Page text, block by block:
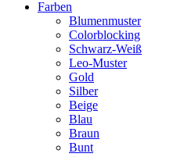
Farben
Blumenmuster
Colorblocking
Schwarz-Weiß
Leo-Muster
Gold
Silber
Beige
Blau
Braun
Bunt